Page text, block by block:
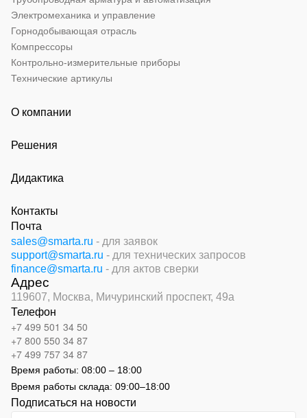
Электромеханика и управление
Горнодобывающая отрасль
Компрессоры
Контрольно-измерительные приборы
Технические артикулы
О компании
Решения
Дидактика
Контакты
Почта
sales@smarta.ru - для заявок
support@smarta.ru - для технических запросов
finance@smarta.ru - для актов сверки
Адрес
119607, Москва, Мичуринский проспект, 49а
Телефон
+7 499 501 34 50
+7 800 550 34 87
+7 499 757 34 87
Время работы: 08:00 – 18:00
Время работы склада: 09:00–18:00
Подписаться на новости